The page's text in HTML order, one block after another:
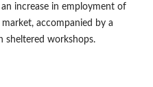
increase in employment of
accompanied by a
sheltered workshops.